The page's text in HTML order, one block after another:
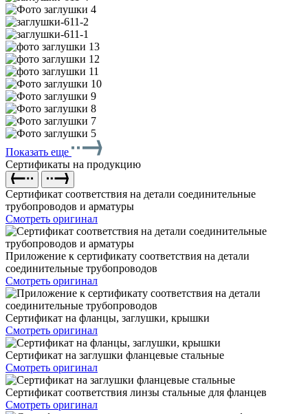
Показать еще
Сертификаты на продукцию
Сертификат соответствия на детали соединительные
трубопроводов и арматуры
Смотреть оригинал
Приложение к сертификату соответствия на детали
соединительные трубопроводов
Смотреть оригинал
Сертификат на фланцы, заглушки, крышки
Смотреть оригинал
Сертификат на заглушки фланцевые стальные
Смотреть оригинал
Сертификат соответствия линзы стальные для фланцев
Смотреть оригинал